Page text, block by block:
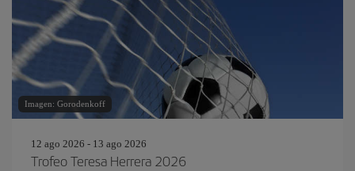
Imagen: Gorodenkoff
12 ago 2026 - 13 ago 2026
Trofeo Teresa Herrera 2026